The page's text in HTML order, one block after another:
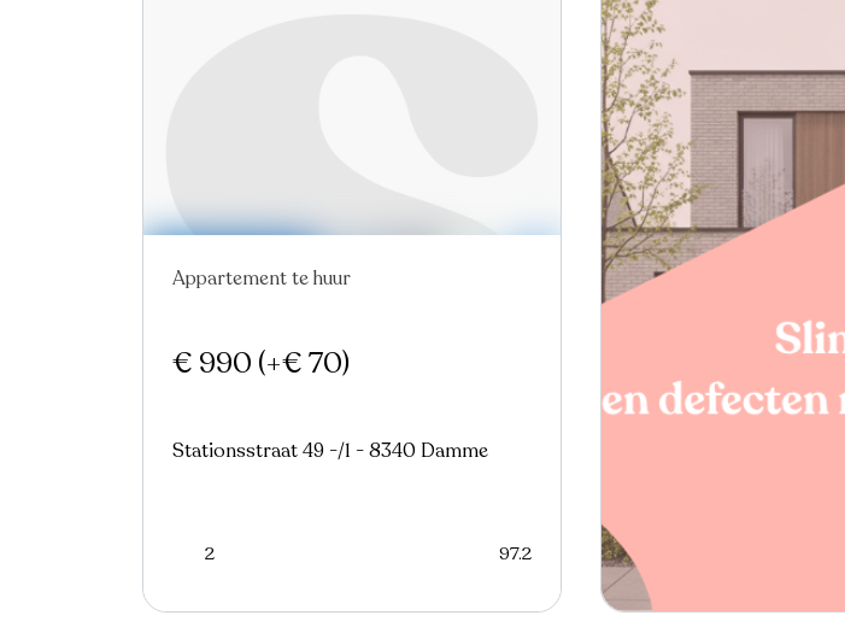
Appartement te huur
€ 990 (+€ 70)
Stationsstraat 49 -/1 - 8340 Damme
2 97.2